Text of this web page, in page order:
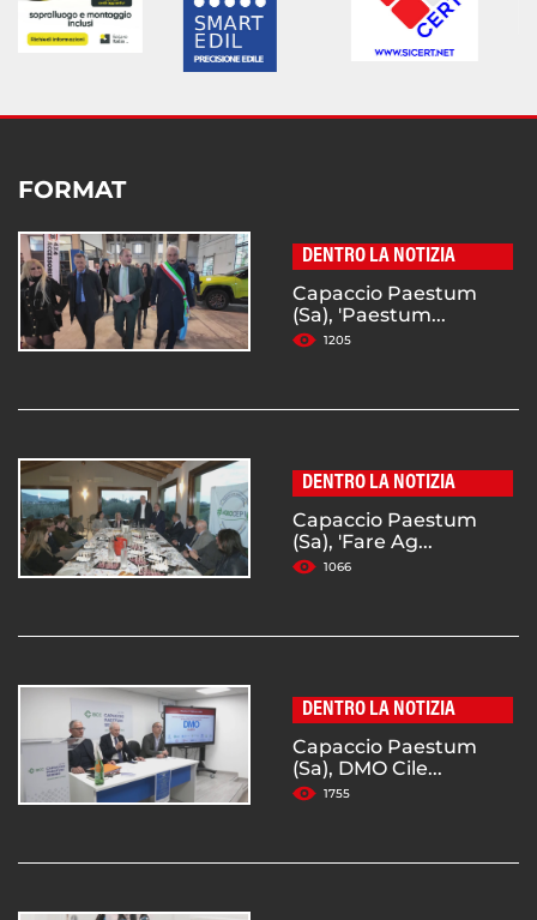
FORMAT
DENTRO LA NOTIZIA
Capaccio Paestum
(Sa), 'Paestum...
1205
DENTRO LA NOTIZIA
Capaccio Paestum
(Sa), 'Fare Ag...
1066
DENTRO LA NOTIZIA
Capaccio Paestum
(Sa), DMO Cile...
1755